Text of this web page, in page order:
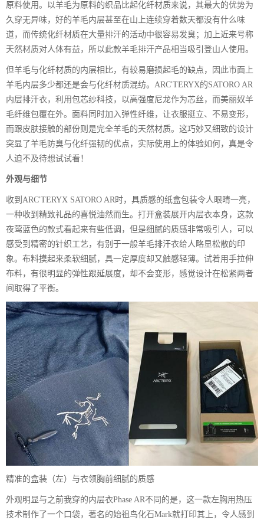
原料使用。以羊毛为原料的织品比起化纤材质来说，其最大的优势为
久穿无异味，好的羊毛内层甚至在山上连续穿着数天都没有什么味
道，而传统化纤材质在大量排汗的活动中很容易发臭；加上近来号称
天然材质对人体有益，所以此款羊毛排汗产品相当吸引登山人使用。
但羊毛与化纤材质的内层相比，有较易磨损起毛的缺点，因此市面上
羊毛内层多少都还是会与化纤材质混纺。ARC'TERYX的SATORO AR
内层排汗衣，利用包芯纱科技，以高强度尼龙作为芯丝，而美丽奴羊
毛纤维包覆在外。面料同时加入弹性纤维，让衣服挺立、不易变形，
而跟皮肤接触的部份则是完全羊毛的天然材质。这巧妙又细致的设计
突显了羊毛防臭与化纤强韧的优点，实际使用上的体验如何，真是令
人迫不及待想试试看！
外观与细节
收到ARC'TERYX SATORO AR时，具质感的纸盒包装令人眼睛一亮，
一种收到精致礼品的喜悦油然而生。打开盒装展开内层衣本身，这款
夜莺蓝色的款式看起来有些低调，但是细腻的质感非常吸引人，可以
感受到精密的针织工艺，有别于一般羊毛排汗衣给人略显松散的印
象。布料摸起来柔软细腻，具一定厚度却又触感轻薄。试着用手拉伸
布料，有很明显的弹性跟延展度，却不会变形，感觉设计在松紧两者
间取得了平衡。
精准的盒装（左）与衣领胸前细腻的质感
外观明显与之前我穿的内层衣Phase AR不同的是，这一款左胸用热压
技术制作了一个口袋，著名的始祖鸟化石Mark就打印其上，令人感到